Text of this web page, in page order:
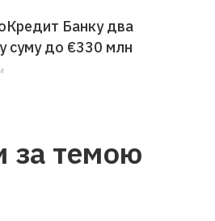
Банку два
суму до €330 млн
за темою